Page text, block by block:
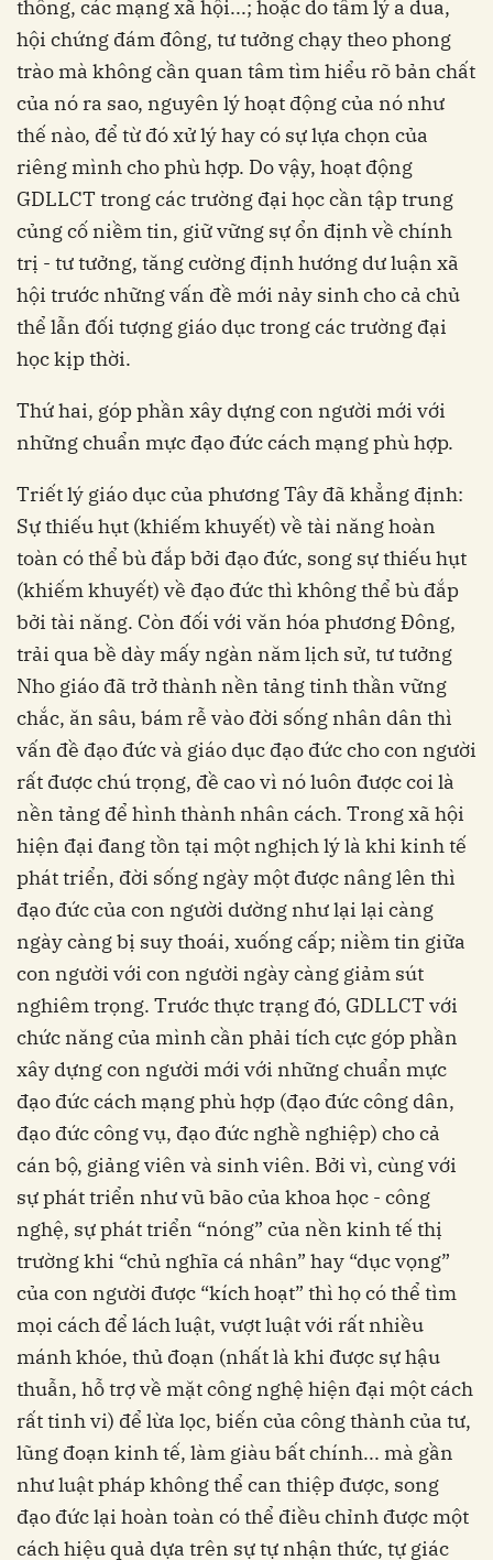
thông, các mạng xã hội...; hoặc do tâm lý a dua,
hội chứng đám đông, tư tưởng chạy theo phong
trào mà không cần quan tâm tìm hiểu rõ bản chất
của nó ra sao, nguyên lý hoạt động của nó như
thế nào, để từ đó xử lý hay có sự lựa chọn của
riêng mình cho phù hợp. Do vậy, hoạt động
GDLLCT trong các trường đại học cần tập trung
củng cố niềm tin, giữ vững sự ổn định về chính
trị - tư tưởng, tăng cường định hướng dư luận xã
hội trước những vấn đề mới nảy sinh cho cả chủ
thể lẫn đối tượng giáo dục trong các trường đại
học kịp thời.
Thứ hai, góp phần xây dựng con người mới với
những chuẩn mực đạo đức cách mạng phù hợp.
Triết lý giáo dục của phương Tây đã khẳng định:
Sự thiếu hụt (khiếm khuyết) về tài năng hoàn
toàn có thể bù đắp bởi đạo đức, song sự thiếu hụt
(khiếm khuyết) về đạo đức thì không thể bù đắp
bởi tài năng. Còn đối với văn hóa phương Đông,
trải qua bề dày mấy ngàn năm lịch sử, tư tưởng
Nho giáo đã trở thành nền tảng tinh thần vững
chắc, ăn sâu, bám rễ vào đời sống nhân dân thì
vấn đề đạo đức và giáo dục đạo đức cho con người
rất được chú trọng, đề cao vì nó luôn được coi là
nền tảng để hình thành nhân cách. Trong xã hội
hiện đại đang tồn tại một nghịch lý là khi kinh tế
phát triển, đời sống ngày một được nâng lên thì
đạo đức của con người dường như lại lại càng
ngày càng bị suy thoái, xuống cấp; niềm tin giữa
con người với con người ngày càng giảm sút
nghiêm trọng. Trước thực trạng đó, GDLLCT với
chức năng của mình cần phải tích cực góp phần
xây dựng con người mới với những chuẩn mực
đạo đức cách mạng phù hợp (đạo đức công dân,
đạo đức công vụ, đạo đức nghề nghiệp) cho cả
cán bộ, giảng viên và sinh viên. Bởi vì, cùng với
sự phát triển như vũ bão của khoa học - công
nghệ, sự phát triển “nóng” của nền kinh tế thị
trường khi “chủ nghĩa cá nhân” hay “dục vọng”
của con người được “kích hoạt” thì họ có thể tìm
mọi cách để lách luật, vượt luật với rất nhiều
mánh khóe, thủ đoạn (nhất là khi được sự hậu
thuẫn, hỗ trợ về mặt công nghệ hiện đại một cách
rất tinh vi) để lừa lọc, biến của công thành của tư,
lũng đoạn kinh tế, làm giàu bất chính... mà gần
như luật pháp không thể can thiệp được, song
đạo đức lại hoàn toàn có thể điều chỉnh được một
cách hiệu quả dựa trên sự tự nhận thức, tự giác